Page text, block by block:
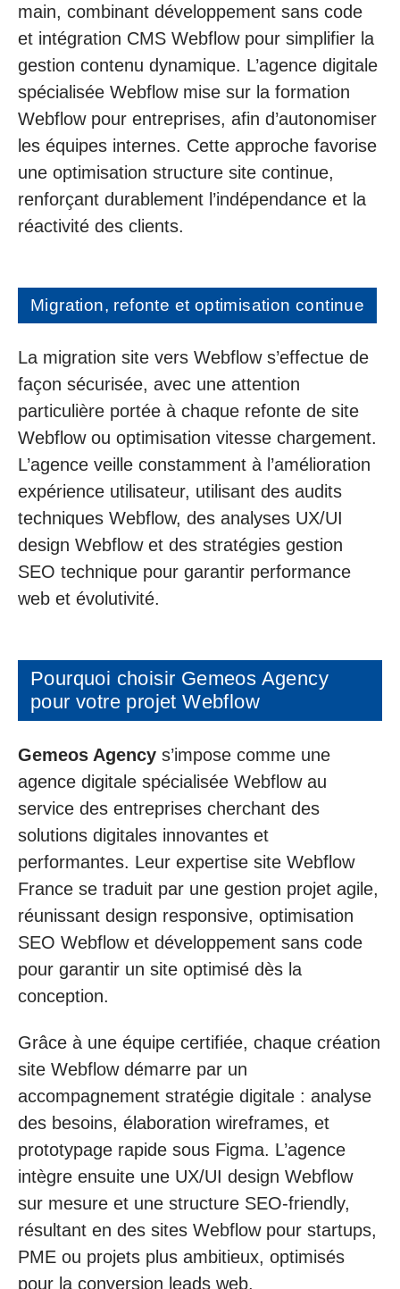
main, combinant développement sans code
et intégration CMS Webflow pour simplifier la
gestion contenu dynamique. L’agence digitale
spécialisée Webflow mise sur la formation
Webflow pour entreprises, afin d’autonomiser
les équipes internes. Cette approche favorise
une optimisation structure site continue,
renforçant durablement l’indépendance et la
réactivité des clients.
Migration, refonte et optimisation continue
La migration site vers Webflow s’effectue de
façon sécurisée, avec une attention
particulière portée à chaque refonte de site
Webflow ou optimisation vitesse chargement.
L’agence veille constamment à l’amélioration
expérience utilisateur, utilisant des audits
techniques Webflow, des analyses UX/UI
design Webflow et des stratégies gestion
SEO technique pour garantir performance
web et évolutivité.
Pourquoi choisir Gemeos Agency
pour votre projet Webflow
Gemeos Agency s’impose comme une
agence digitale spécialisée Webflow au
service des entreprises cherchant des
solutions digitales innovantes et
performantes. Leur expertise site Webflow
France se traduit par une gestion projet agile,
réunissant design responsive, optimisation
SEO Webflow et développement sans code
pour garantir un site optimisé dès la
conception.
Grâce à une équipe certifiée, chaque création
site Webflow démarre par un
accompagnement stratégie digitale : analyse
des besoins, élaboration wireframes, et
prototypage rapide sous Figma. L’agence
intègre ensuite une UX/UI design Webflow
sur mesure et une structure SEO-friendly,
résultant en des sites Webflow pour startups,
PME ou projets plus ambitieux, optimisés
pour la conversion leads web.